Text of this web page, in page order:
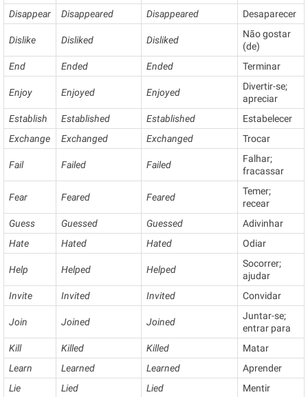
Disappear
Disappeared Disappeared Desaparecer
Dislike Disliked Disliked
Não gostar
(de)
End
Ended Ended Terminar
Enjoy Enjoyed Enjoyed
Divertir-se;
apreciar
Establish
Established Established
Estabelecer
Exchange
Exchanged Exchanged Trocar
Fail Failed Failed
Falhar;
fracassar
Fear Feared Feared
Temer;
recear
Guess
Guessed Guessed
Adivinhar
Hate
Hated Hated Odiar
Help Helped Helped
Socorrer;
ajudar
Invite
Invited Invited Convidar
Join Joined Joined
Juntar-se;
entrar para
Kill
Killed Killed
Matar
Learn
Learned Learned
Aprender
Lie
Lied Lied
Mentir